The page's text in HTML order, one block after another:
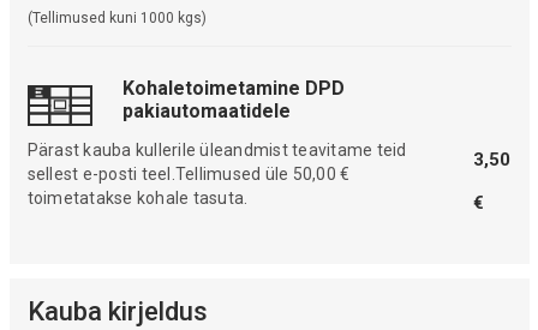
(Tellimused kuni 1000 kgs)
Kohaletoimetamine DPD
pakiautomaatidele
Pärast kauba kullerile üleandmist teavitame teid
sellest e-posti teel.Tellimused üle 50,00 €
toimetatakse kohale tasuta.
3,50
€
Kauba kirjeldus